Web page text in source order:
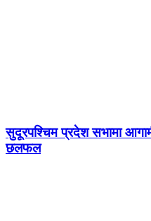
सुदूरपश्चिम प्रदेश सभामा
छलफल